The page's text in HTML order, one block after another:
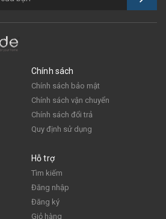
Chính sách
Chính sách bảo mật
Chính sách vận chuyển
Chính sách đổi trả
Quy định sử dụng
Hỗ trợ
Tìm kiếm
Đăng nhập
Đăng ký
Giỏ hàng